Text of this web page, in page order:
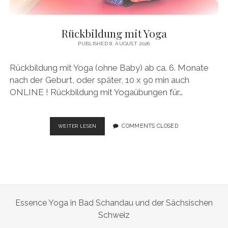
Rückbildung mit Yoga
PUBLISHED 8. AUGUST 2026
Rückbildung mit Yoga (ohne Baby) ab ca. 6. Monate
nach der Geburt, oder später, 10 x 90 min auch
ONLINE ! Rückbildung mit Yogaübungen für…
WEITER LESEN RÜCKBILDUNG
MIT
COMMENTS CLOSED
Essence Yoga in Bad Schandau und der Sächsischen
Schweiz